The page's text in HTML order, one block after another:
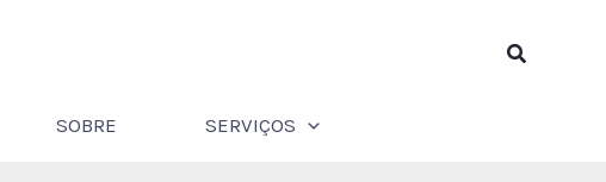
Pesquisar
SOBRE SERVIÇOS